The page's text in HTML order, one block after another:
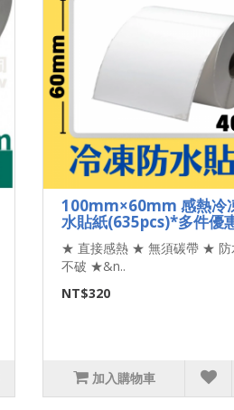
100mm×60mm 感熱冷
水貼紙(635pcs)*多件優
★ 直接感熱 ★ 無須碳帶 ★ 防
不破 ★&n..
NT$320
加入購物車